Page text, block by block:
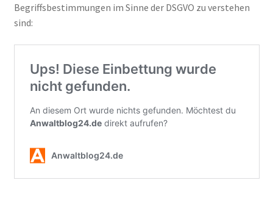
Warenkorb
Zahlungsarten
Begriffsbestimmungen im Sinne der DSGVO zu verstehen
sind: